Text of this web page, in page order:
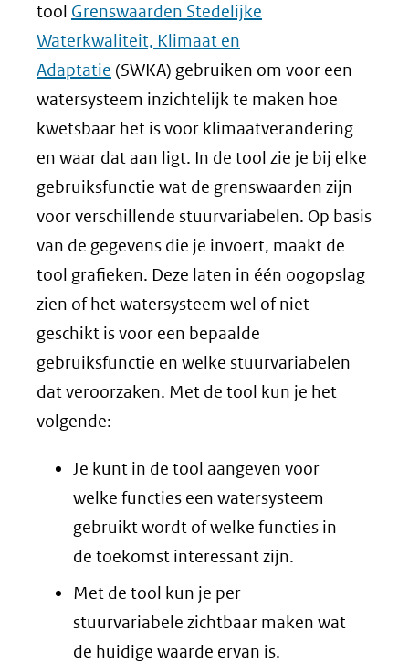
tool Grenswaarden Stedelijke
Waterkwaliteit, Klimaat en
Adaptatie (SWKA) gebruiken om voor een
watersysteem inzichtelijk te maken hoe
kwetsbaar het is voor klimaatverandering
en waar dat aan ligt. In de tool zie je bij elke
gebruiksfunctie wat de grenswaarden zijn
voor verschillende stuurvariabelen. Op basis
van de gegevens die je invoert, maakt de
tool grafieken. Deze laten in één oogopslag
zien of het watersysteem wel of niet
geschikt is voor een bepaalde
gebruiksfunctie en welke stuurvariabelen
dat veroorzaken. Met de tool kun je het
volgende:
Je kunt in de tool aangeven voor
welke functies een watersysteem
gebruikt wordt of welke functies in
de toekomst interessant zijn.
Met de tool kun je per
stuurvariabele zichtbaar maken wat
de huidige waarde ervan is.